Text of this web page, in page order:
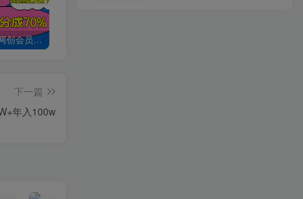
加入创易云网创会员，全站资源免费学习。
下一篇
年入100w